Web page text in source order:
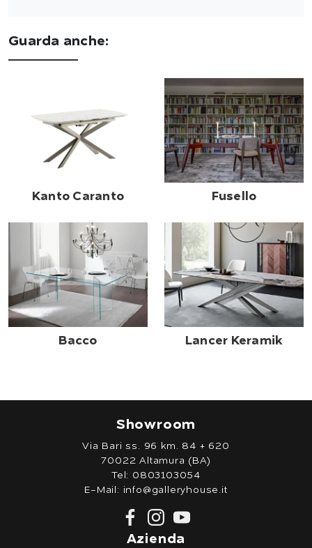
Guarda anche:
Kanto Caranto Fusello
Bacco Lancer Keramik
Showroom
Via Bari ss. 96 km. 84 + 620
70022 Altamura (BA)
Tel: 0803103054
E-Mail: info@galleryhouse.it
Azienda